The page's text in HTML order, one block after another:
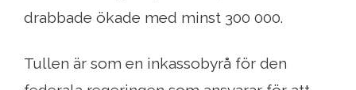
drabbade ökade med minst 300 000.
Tullen är som en inkassobyrå för den